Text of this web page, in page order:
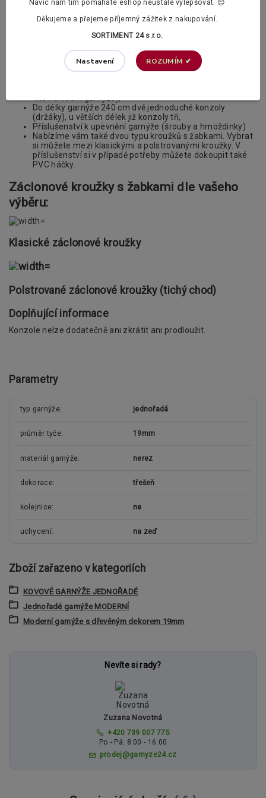
Sada garnýží NEO Extra obsahuje:
Pro délku 160, 200 a 240cm jednu záclonové tyč o
průměru 19mm,
Pro délky 320, 400 a 480cm dvě záclonové tyče o
průměru 19mm a to včetně příslušných spojek,
Do délky garnýže 240 cm dvě jednoduché konzoly
(držáky), u větších délek již konzoly tři,
Příslušenství k upevnění garnýže (šrouby a hmoždinky)
Nabízíme vám také dvou typu kroužků s žabkami. Vybrat
si můžete mezi klasickými a polstrovanými kroužky. V
příslušenství si v případě potřeby můžete dokoupit také
PVC háčky.
Záclonové kroužky s žabkami dle vašeho
výběru:
Klasické záclonové kroužky
Polstrované záclonové kroužky (tichý chod)
Doplňující informace
Konzole nelze dodatečně ani zkrátit ani prodloužit.
Parametry
typ garnýže jednořadá
průměr tyče 19mm
materiál garnýže nerez
dekorace třešeň
kolejnice ne
uchycení na zeď
Zboží zařazeno v kategoriích
KOVOVÉ GARNÝŽE JEDNOŘADÉ
Jednořadé garnýže MODERNÍ
Moderní garnýže s dřevěným dekorem 19mm
Nevíte si rady?
Zuzana Novotná
+420 739 007 775
Po - Pá: 8:00 - 16:00
prodej@garnyze24.cz
Navíc nám tím pomáháte eshop neustále vylepšovat. 😊
Děkujeme a přejeme příjemný zážitek z nakupování.
SORTIMENT 24 s.r.o.
Nastavení ROZUMÍM ✔